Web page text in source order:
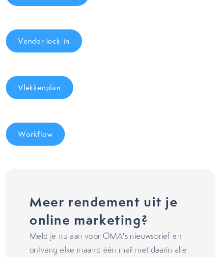
Vendor lock-in
Vlekkenplan
Workflow
Meer rendement uit je
online marketing?
Meld je nu aan voor OMA's nieuwsbrief en
ontvang elke maand één mail met daarin alle